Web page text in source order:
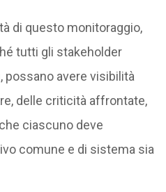
di questo monitoraggio,
tutti gli stakeholder
possano avere visibilità
delle criticità affrontate,
ciascuno deve
comune e di sistema sia